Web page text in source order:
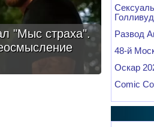
"Мыс страха".
Развод
48-й
Оскар
Comic